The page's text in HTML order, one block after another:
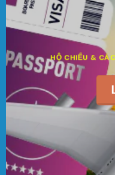
HỘ CHIẾU &